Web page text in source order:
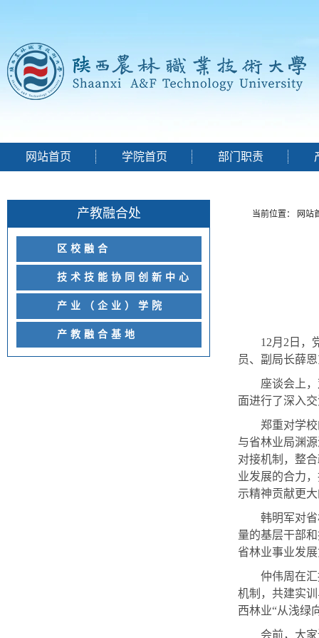
网站首页 学院首页 部门职责
产教融合处
区校融合
技术技能协同创新中心
产业（企业）学院
产教融合基地
当前位置： 网站
1 2月2日，
员、副局长薛
座谈会上
面进行了深入
郑重对学
与省林业局渊
对接机制，整
业发展的合力，
示精神贡献更
韩明军对省
量的基层干部
省林业事业发
仲伟周在
机制， 共建实
西林业“从浅绿
会前，大